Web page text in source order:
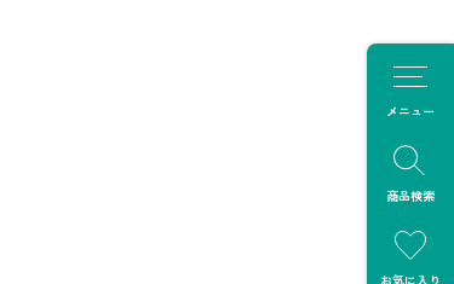
メニュー
商品検索
お気に入り